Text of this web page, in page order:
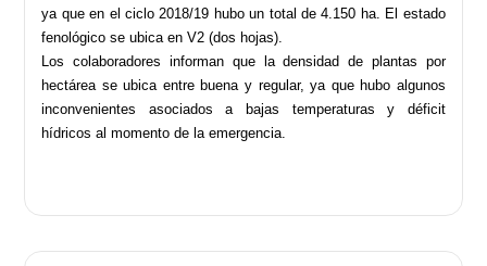
ya que en el ciclo 2018/19 hubo un total de 4.150 ha. El estado
fenológico se ubica en V2 (dos hojas).
Los colaboradores informan que la densidad de plantas por
hectárea se ubica entre buena y regular, ya que hubo algunos
inconvenientes asociados a bajas temperaturas y déficit
hídricos al momento de la emergencia.